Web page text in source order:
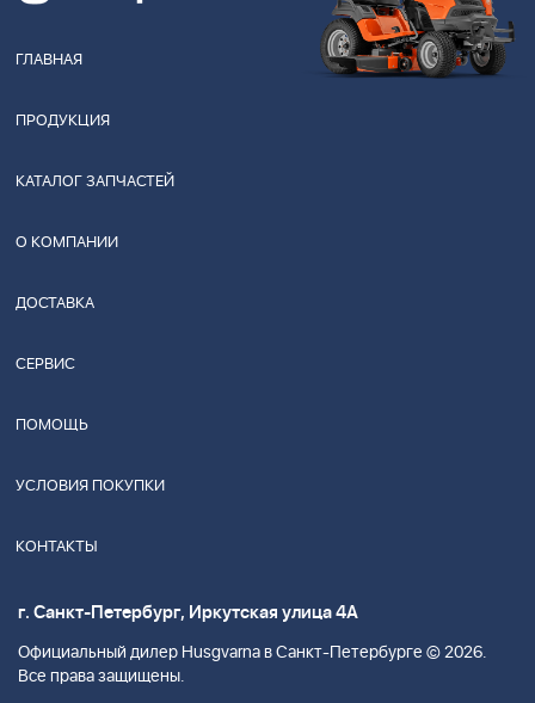
ГЛАВНАЯ
ПРОДУКЦИЯ
КАТАЛОГ ЗАПЧАСТЕЙ
О КОМПАНИИ
ДОСТАВКА
СЕРВИС
ПОМОЩЬ
УСЛОВИЯ ПОКУПКИ
КОНТАКТЫ
г. Санкт-Петербург, Иркутская улица 4А
Официальный дилер Husgvarna в Санкт-Петербурге © 2026.
Все права защищены.